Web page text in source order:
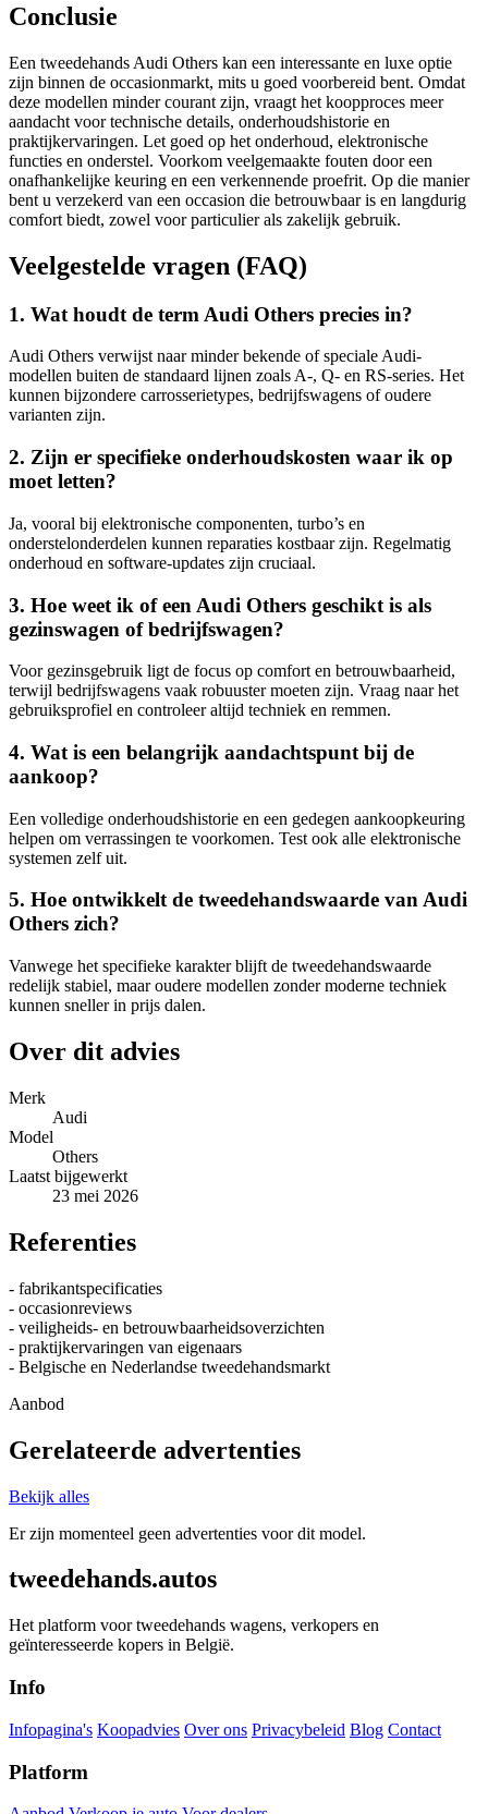
Conclusie
Een tweedehands Audi Others kan een interessante en luxe optie
zijn binnen de occasionmarkt, mits u goed voorbereid bent. Omdat
deze modellen minder courant zijn, vraagt het koopproces meer
aandacht voor technische details, onderhoudshistorie en
praktijkervaringen. Let goed op het onderhoud, elektronische
functies en onderstel. Voorkom veelgemaakte fouten door een
onafhankelijke keuring en een verkennende proefrit. Op die manier
bent u verzekerd van een occasion die betrouwbaar is en langdurig
comfort biedt, zowel voor particulier als zakelijk gebruik.
Veelgestelde vragen (FAQ)
1. Wat houdt de term Audi Others precies in?
Audi Others verwijst naar minder bekende of speciale Audi-
modellen buiten de standaard lijnen zoals A-, Q- en RS-series. Het
kunnen bijzondere carrosserietypes, bedrijfswagens of oudere
varianten zijn.
2. Zijn er specifieke onderhoudskosten waar ik op
moet letten?
Ja, vooral bij elektronische componenten, turbo’s en
onderstelonderdelen kunnen reparaties kostbaar zijn. Regelmatig
onderhoud en software-updates zijn cruciaal.
3. Hoe weet ik of een Audi Others geschikt is als
gezinswagen of bedrijfswagen?
Voor gezinsgebruik ligt de focus op comfort en betrouwbaarheid,
terwijl bedrijfswagens vaak robuuster moeten zijn. Vraag naar het
gebruiksprofiel en controleer altijd techniek en remmen.
4. Wat is een belangrijk aandachtspunt bij de
aankoop?
Een volledige onderhoudshistorie en een gedegen aankoopkeuring
helpen om verrassingen te voorkomen. Test ook alle elektronische
systemen zelf uit.
5. Hoe ontwikkelt de tweedehandswaarde van Audi
Others zich?
Vanwege het specifieke karakter blijft de tweedehandswaarde
redelijk stabiel, maar oudere modellen zonder moderne techniek
kunnen sneller in prijs dalen.
Over dit advies
Merk
Audi
Model
Others
Laatst bijgewerkt
23 mei 2026
Referenties
- fabrikantspecificaties
- occasionreviews
- veiligheids- en betrouwbaarheidsoverzichten
- praktijkervaringen van eigenaars
- Belgische en Nederlandse tweedehandsmarkt
Aanbod
Gerelateerde advertenties
Bekijk alles
Er zijn momenteel geen advertenties voor dit model.
tweedehands.autos
Het platform voor tweedehands wagens, verkopers en
geïnteresseerde kopers in België.
Info
Infopagina's Koopadvies Over ons Privacybeleid Blog Contact
Platform